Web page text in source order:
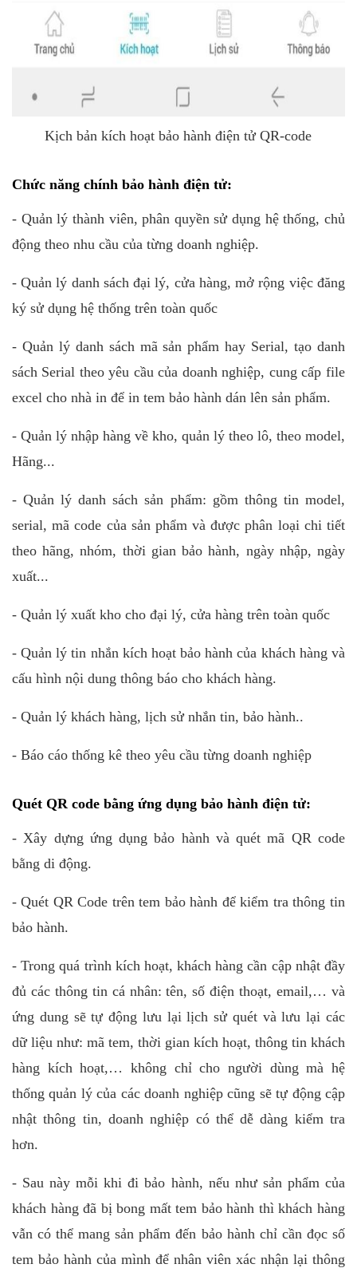
Kịch bản kích hoạt bảo hành điện tử QR-code
Chức năng chính bảo hành điện tử:
- Quản lý thành viên, phân quyền sử dụng hệ thống, chủ
động theo nhu cầu của từng doanh nghiệp.
- Quản lý danh sách đại lý, cửa hàng, mở rộng việc đăng
ký sử dụng hệ thống trên toàn quốc
- Quản lý danh sách mã sản phẩm hay Serial, tạo danh
sách Serial theo yêu cầu của doanh nghiệp, cung cấp file
excel cho nhà in để in tem bảo hành dán lên sản phẩm.
- Quản lý nhập hàng về kho, quản lý theo lô, theo model,
Hãng...
- Quản lý danh sách sản phẩm: gồm thông tin model,
serial, mã code của sản phẩm và được phân loại chi tiết
theo hãng, nhóm, thời gian bảo hành, ngày nhập, ngày
xuất...
- Quản lý xuất kho cho đại lý, cửa hàng trên toàn quốc
- Quản lý tin nhắn kích hoạt bảo hành của khách hàng và
cấu hình nội dung thông báo cho khách hàng.
- Quản lý khách hàng, lịch sử nhắn tin, bảo hành..
- Báo cáo thống kê theo yêu cầu từng doanh nghiệp
Quét QR code bằng ứng dụng bảo hành điện tử:
- Xây dựng ứng dụng bảo hành và quét mã QR code
bằng di động.
- Quét QR Code trên tem bảo hành để kiểm tra thông tin
bảo hành.
- Trong quá trình kích hoạt, khách hàng cần cập nhật đầy
đủ các thông tin cá nhân: tên, số điện thoạt, email,… và
ứng dung sẽ tự động lưu lại lịch sử quét và lưu lại các
dữ liệu như: mã tem, thời gian kích hoạt, thông tin khách
hàng kích hoạt,… không chỉ cho người dùng mà hệ
thống quản lý của các doanh nghiệp cũng sẽ tự động cập
nhật thông tin, doanh nghiệp có thể dễ dàng kiểm tra
hơn.
- Sau này mỗi khi đi bảo hành, nếu như sản phẩm của
khách hàng đã bị bong mất tem bảo hành thì khách hàng
vẫn có thể mang sản phẩm đến bảo hành chỉ cần đọc số
tem bảo hành của mình để nhân viên xác nhận lại thông